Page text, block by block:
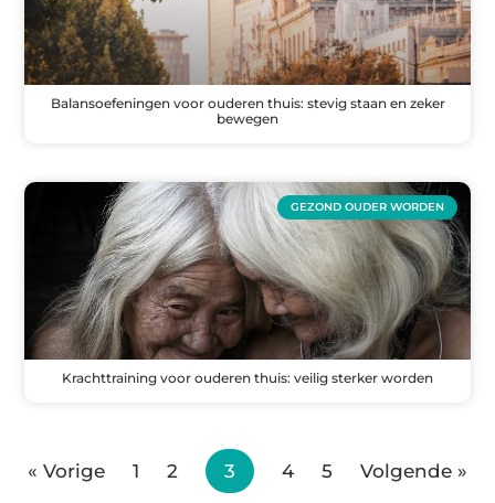
Balansoefeningen voor ouderen thuis: stevig staan en zeker
bewegen
GEZOND OUDER WORDEN
Krachttraining voor ouderen thuis: veilig sterker worden
« Vorige 1 2 3 4 5 Volgende »